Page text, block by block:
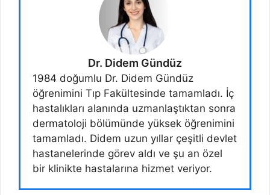
Dr. Didem Gündüz
1984 doğumlu Dr. Didem Gündüz
öğrenimini Tıp Fakültesinde tamamladı. İç
hastalıkları alanında uzmanlaştıktan sonra
dermatoloji bölümünde yüksek öğrenimini
tamamladı. Didem uzun yıllar çeşitli devlet
hastanelerinde görev aldı ve şu an özel
bir klinikte hastalarına hizmet veriyor.